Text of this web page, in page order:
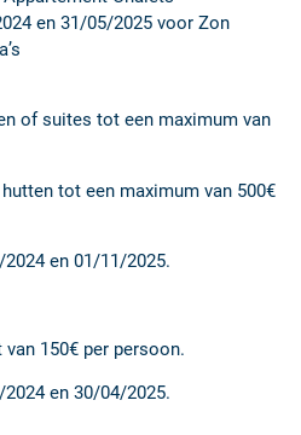
en 31/05/2025 voor Zon
of suites tot een maximum van
tot een maximum van 500€
en 01/11/2025.
150€ per persoon.
en 30/04/2025.